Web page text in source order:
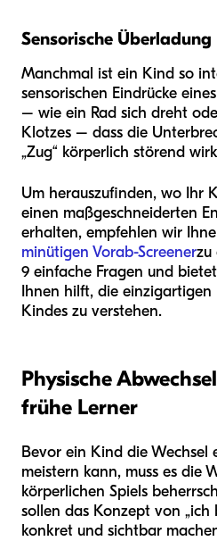
Sensorische Überladung
Manchmal ist ein Kind so
sensorischen Eindrücke
– wie ein Rad sich dreht
Klotzes – dass die
„Zug“ körperlich störend
Um herauszufinden, wo Ihr
einen maßgeschneiderten
erhalten, empfehlen wir
minütigen Vorab-Screenerzu
9 einfache Fragen und
Ihnen hilft, die einzigartigen
Kindes zu verstehen.
Physische
frühe Lerner
Bevor ein Kind die Wechsel
meistern kann, muss es die
körperlichen Spiels
sollen das Konzept von
konkret und sichtbar